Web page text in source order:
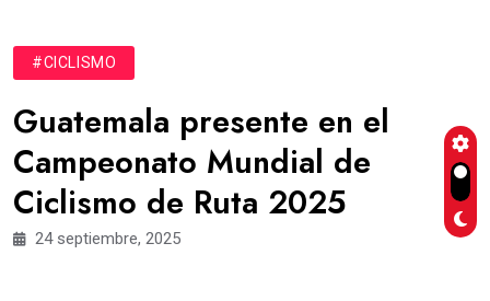
#CICLISMO
Guatemala presente en el
Campeonato Mundial de
Ciclismo de Ruta 2025
24 septiembre, 2025